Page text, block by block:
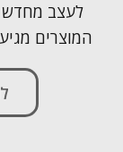
לעצב מחדש
המוצרים